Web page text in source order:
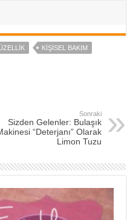
KIŞISEL BAKIM
Sonraki
Sizden Gelenler: Bulaşık
“Deterjanı” Olarak
Limon Tuzu